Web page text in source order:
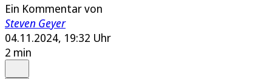
Ein Kommentar von
Steven Geyer
04.11.2024, 19:32 Uhr
2 min